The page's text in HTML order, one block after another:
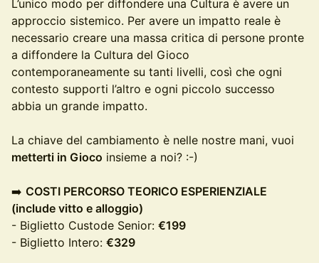
L’unico modo per diffondere una Cultura è avere un
approccio sistemico. Per avere un impatto reale è
necessario creare una massa critica di persone pronte
a diffondere la Cultura del Gioco
contemporaneamente su tanti livelli, così che ogni
contesto supporti l’altro e ogni piccolo successo
abbia un grande impatto.
La chiave del cambiamento è nelle nostre mani, vuoi
metterti in Gioco insieme a noi? :-)
➡️ COSTI PERCORSO TEORICO ESPERIENZIALE
(include vitto e alloggio)
- Biglietto Custode Senior: €199
- Biglietto Intero: €329